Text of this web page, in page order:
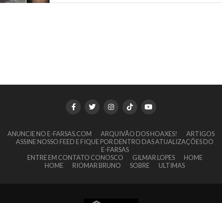
ANUNCIE NO E-FARSAS.COM ARQUIVÃO DOS HOAXES!
ARTIGOS
ASSINE NOSSO FEED E FIQUE POR DENTRO DAS ATUALIZAÇÕES DO
E-FARSAS
ENTRE EM CONTATO CONOSCO
GILMAR LOPES
HOME
HOME
RIOMAR BRUNO SOBRE ULTIMAS